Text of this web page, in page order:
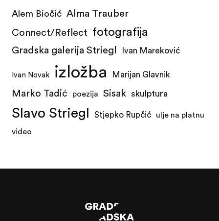
Alem Biočić Alma Trauber
Connect/Reflect fotografija
Gradska galerija Striegl Ivan Mareković
Ivan Novak izložba Marijan Glavnik
Marko Tadić poezija Sisak skulptura
Slavo Striegl Stjepko Rupčić ulje na platnu
video